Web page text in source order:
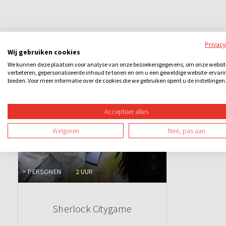
Ook leuk
> PERSONEN 2 UUR
Sherlock Citygame
Wij gebruiken cookies
We kunnen deze plaatsen voor analyse van onze bezoekersgegevens, om onze
verbeteren, gepersonaliseerde inhoud te tonen en om u een geweldige website-
bieden. Voor meer informatie over de cookies die we gebruiken opent u de instellingen.
Accepteer alles
Weigeren Nee, pas aan